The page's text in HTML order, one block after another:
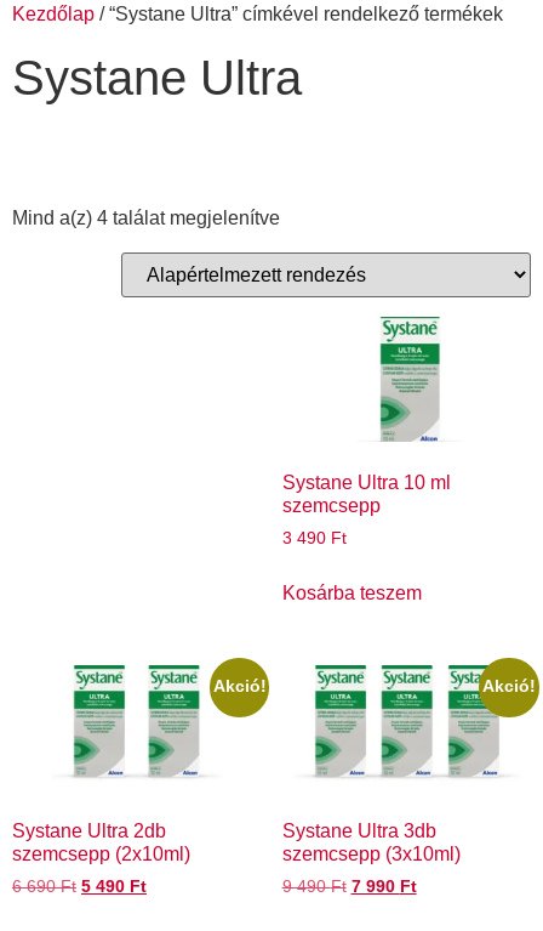
Kezdőlap / “Systane Ultra” címkével rendelkező termékek
Systane Ultra
Mind a(z) 4 találat megjelenítve
Systane Ultra 10 ml
szemcsepp
3 490 Ft
Kosárba teszem
Akció!
Systane Ultra 2db
szemcsepp (2x10ml)
6 690Ft 5 490 Ft
Akció!
Systane Ultra 3db
szemcsepp (3x10ml)
9 490Ft 7 990 Ft